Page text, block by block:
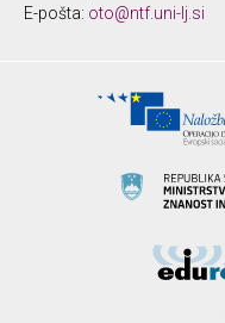
E-pošta: oto@ntf.uni-lj.si